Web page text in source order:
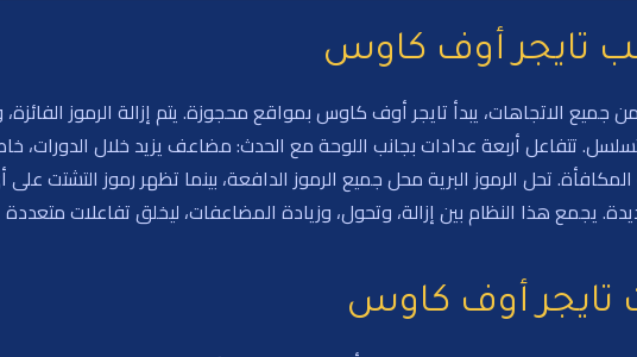
تايجر أوف كاوس
لوحة 6×6 مع 46,656 فوز من جميع الاتجاهات، يبدأ تايجر أوف كاوس بمواقع محجوزة. يتم إزالة
تتفاعل أربعة عدادات بجانب اللوحة مع الحدث: مضاعف يزيد خلال الدورات،
تحل الرموز البرية محل جميع الرموز الدافعة، بينما تظهر رموز التشتت
يجمع هذا النظام بين إزالة، وتحول، وزيادة المضاعفات، ليخلق تفاعلات
أوف كاوس